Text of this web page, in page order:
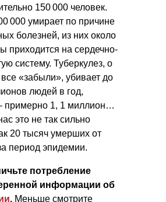
150 000 человек.
000 умирает по причине
болезней, из них около
приходится на сердечно-
систему. Туберкулез, о
«забыли», убивает до
людей в год,
1, 1 миллион…
это не так сильно
20 тысяч умерших от
период эпидемии.
потребление
информации об
. Меньше смотрите